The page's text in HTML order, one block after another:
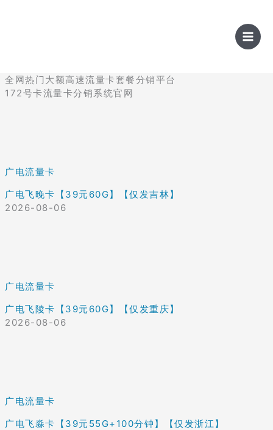
全网热门大额高速流量卡套餐分销平台
172号卡流量卡分销系统官网
广电流量卡
广电飞晚卡【39元60G】【仅发吉林】
2026-08-06
广电流量卡
广电飞陵卡【39元60G】【仅发重庆】
2026-08-06
广电流量卡
广电飞淼卡【39元55G+100分钟】【仅发浙江】